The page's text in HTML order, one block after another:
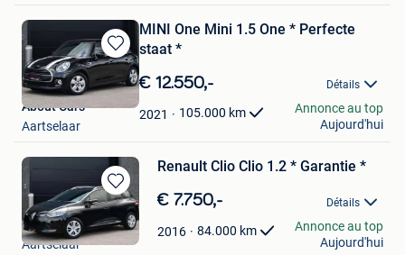
Sauvegarder
dans
Mes
Favoris
MINI One Mini 1.5 One * Perfecte
staat *
€ 12.550,- Détails
2021 105.000 km
About Cars
Aartselaar
Annonce au top
Aujourd'hui
Sauvegarder
dans
Mes
Favoris
Renault Clio Clio 1.2 * Garantie *
€ 7.750,- Détails
2016 84.000 km
About Cars
Aartselaar
Annonce au top
Aujourd'hui